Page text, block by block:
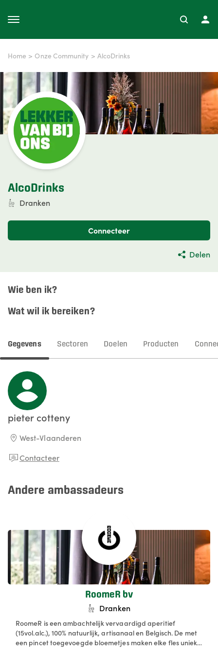
Home > Onze Community > AlcoDrinks
AlcoDrinks
Dranken
Connecteer
Delen
Wie ben ik?
Wat wil ik bereiken?
Gegevens Sectoren Doelen Producten
pieter cotteny
West-Vlaanderen
Contacteer
Andere ambassadeurs
RoomeR bv
Dranken
RoomeR is een ambachtelijk vervaardigd aperitief
(15vol.alc.), 100% natuurlijk, artisanaal en Belgisch. De met
een pincet toegevoegde bloemetjes maken elke fles uniek!